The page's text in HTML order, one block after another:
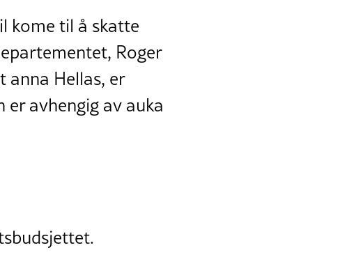
kome til å skatte
Roger
anna Hellas, er
avhengig av auka